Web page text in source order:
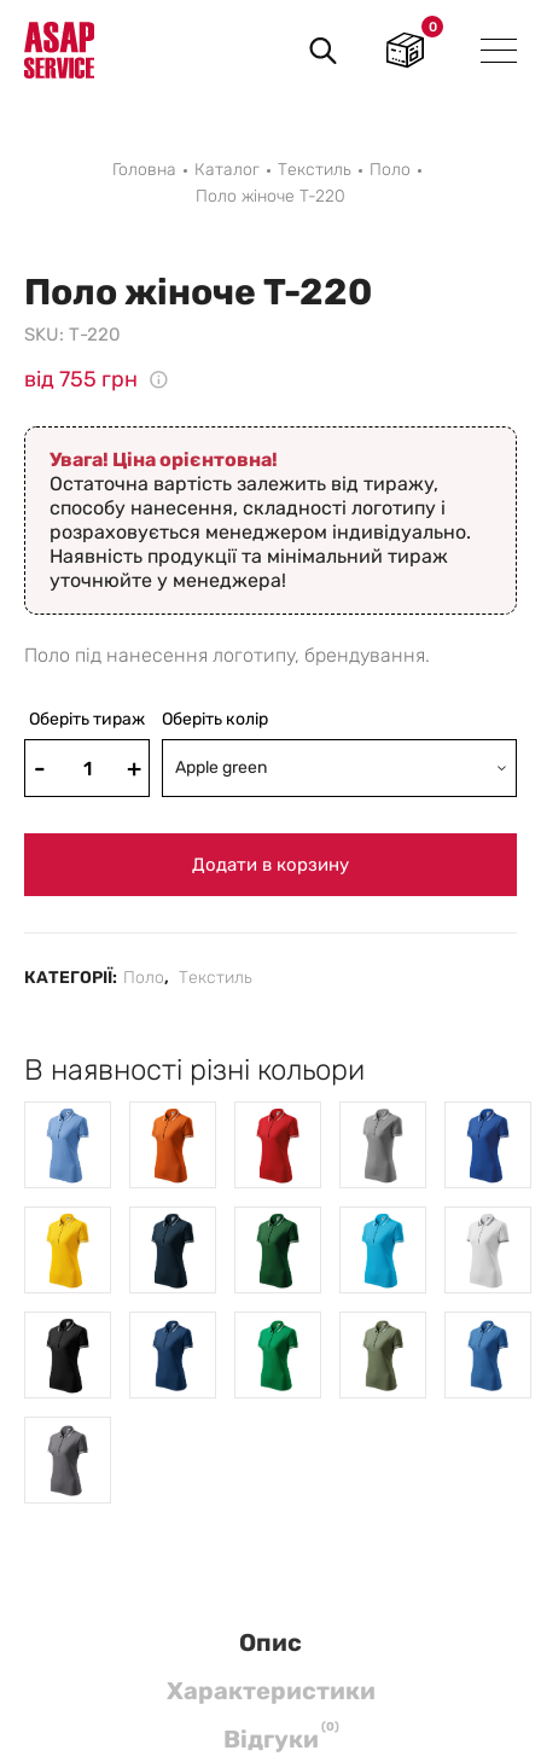
Пошук
товарів
0
Головна Каталог Текстиль
Поло
Поло жіноче T-220
Поло жіноче T-220
SKU: Т-220
від 755 грн
Увага! Ціна орієнтовна!
Остаточна вартість залежить від тиражу,
способу нанесення, складності логотипу і
розраховується менеджером індивідуально.
Наявність продукції та мінімальний тираж
уточнюйте у менеджера!
Поло під нанесення логотипу, брендування.
Оберіть тираж Оберіть колір
Apple green
Додати в корзину
КАТЕГОРІЇ: Поло, Текстиль
В наявності різні кольори
Опис
Характеристики
Вiдгуки (0)